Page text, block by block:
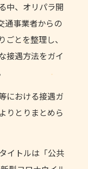
中、オリパラ開
通事業者からの
とを整理し、
接遇方法をガイ
における接遇ガ
りとりまとめら
イトルは「公共